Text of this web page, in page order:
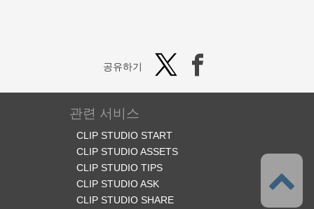
공유하기
관련 서비스
CLIP STUDIO START
CLIP STUDIO ASSETS
CLIP STUDIO TIPS
CLIP STUDIO ASK
CLIP STUDIO SHARE